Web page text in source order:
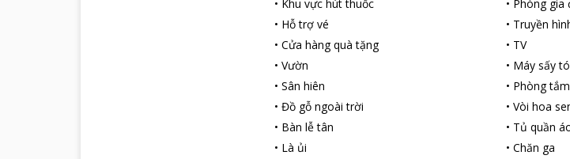
• Khu vực hút thuốc
• Hỗ trợ vé
• Cửa hàng quà tặng
• Vườn
• Sân hiên
• Đồ gỗ ngoài trời
• Bàn lễ tân
• Là ủi
• Phòng gia
• Truyền
• TV
• Máy sấy
• Phòng
•Vòi hoa
• Tủ quần
•Chăn ga